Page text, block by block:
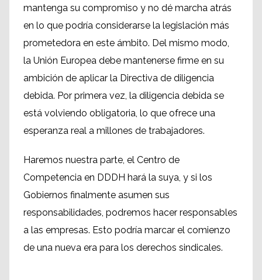
mantenga su compromiso y no dé marcha atrás
en lo que podría considerarse la legislación más
prometedora en este ámbito. Del mismo modo,
la Unión Europea debe mantenerse firme en su
ambición de aplicar la Directiva de diligencia
debida. Por primera vez, la diligencia debida se
está volviendo obligatoria, lo que ofrece una
esperanza real a millones de trabajadores.
Haremos nuestra parte, el Centro de
Competencia en DDDH hará la suya, y si los
Gobiernos finalmente asumen sus
responsabilidades, podremos hacer responsables
a las empresas. Esto podría marcar el comienzo
de una nueva era para los derechos sindicales.